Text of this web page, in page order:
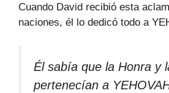
Cuando David recibió esta
naciones, él lo dedicó todo a
Él sabía que la Honra y
pertenecían a